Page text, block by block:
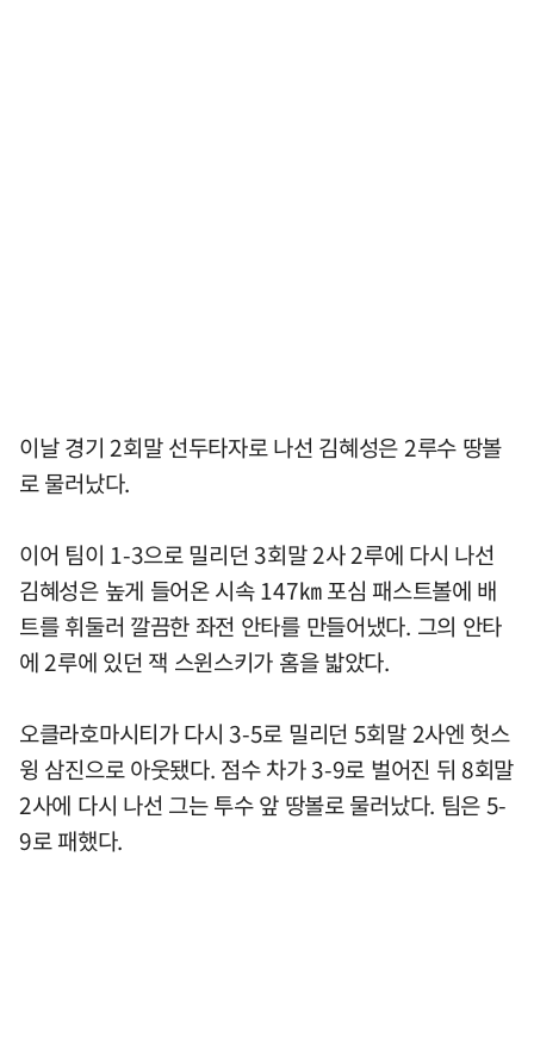
이날 경기 2회말 선두타자로 나선 김혜성은 2루수 땅볼
로 물러났다.
이어 팀이 1-3으로 밀리던 3회말 2사 2루에 다시 나선
김혜성은 높게 들어온 시속 147㎞ 포심 패스트볼에 배
트를 휘둘러 깔끔한 좌전 안타를 만들어냈다. 그의 안타
에 2루에 있던 잭 스윈스키가 홈을 밟았다.
오클라호마시티가 다시 3-5로 밀리던 5회말 2사엔 헛스
윙 삼진으로 아웃됐다. 점수 차가 3-9로 벌어진 뒤 8회말
2사에 다시 나선 그는 투수 앞 땅볼로 물러났다. 팀은 5-
9로 패했다.